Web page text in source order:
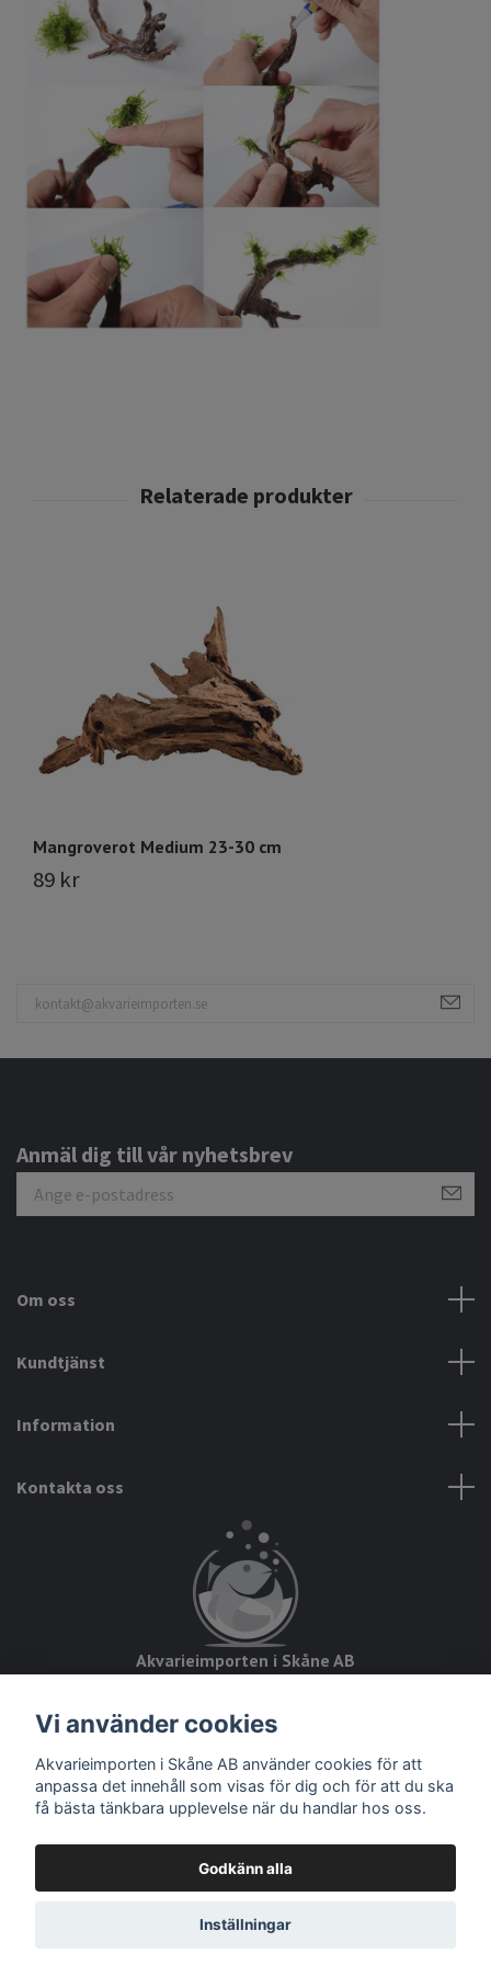
Mangroverot Medium 23-30 cm
89 kr
Anmäl dig till vår nyhetsbrev
Om oss
Kundtjänst
Information
Kontakta oss
Akvarieimporten i Skåne AB
28234 Tyringe
Org.nr: 559093-8832
© 2026 Akvarieimporten
Vi använder cookies
Akvarieimporten i Skåne AB använder cookies för att
anpassa det innehåll som visas för dig och för att du ska
få bästa tänkbara upplevelse när du handlar hos oss.
Godkänn alla
Inställningar